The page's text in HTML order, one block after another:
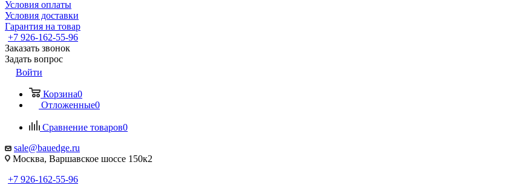
Условия оплаты
Условия доставки
Гарантия на товар
+7 926-162-55-96
Заказать звонок
Задать вопрос
Войти
Корзина0
Отложенные0
Сравнение товаров0
sale@bauedge.ru
Москва, Варшавское шоссе 150к2
+7 926-162-55-96